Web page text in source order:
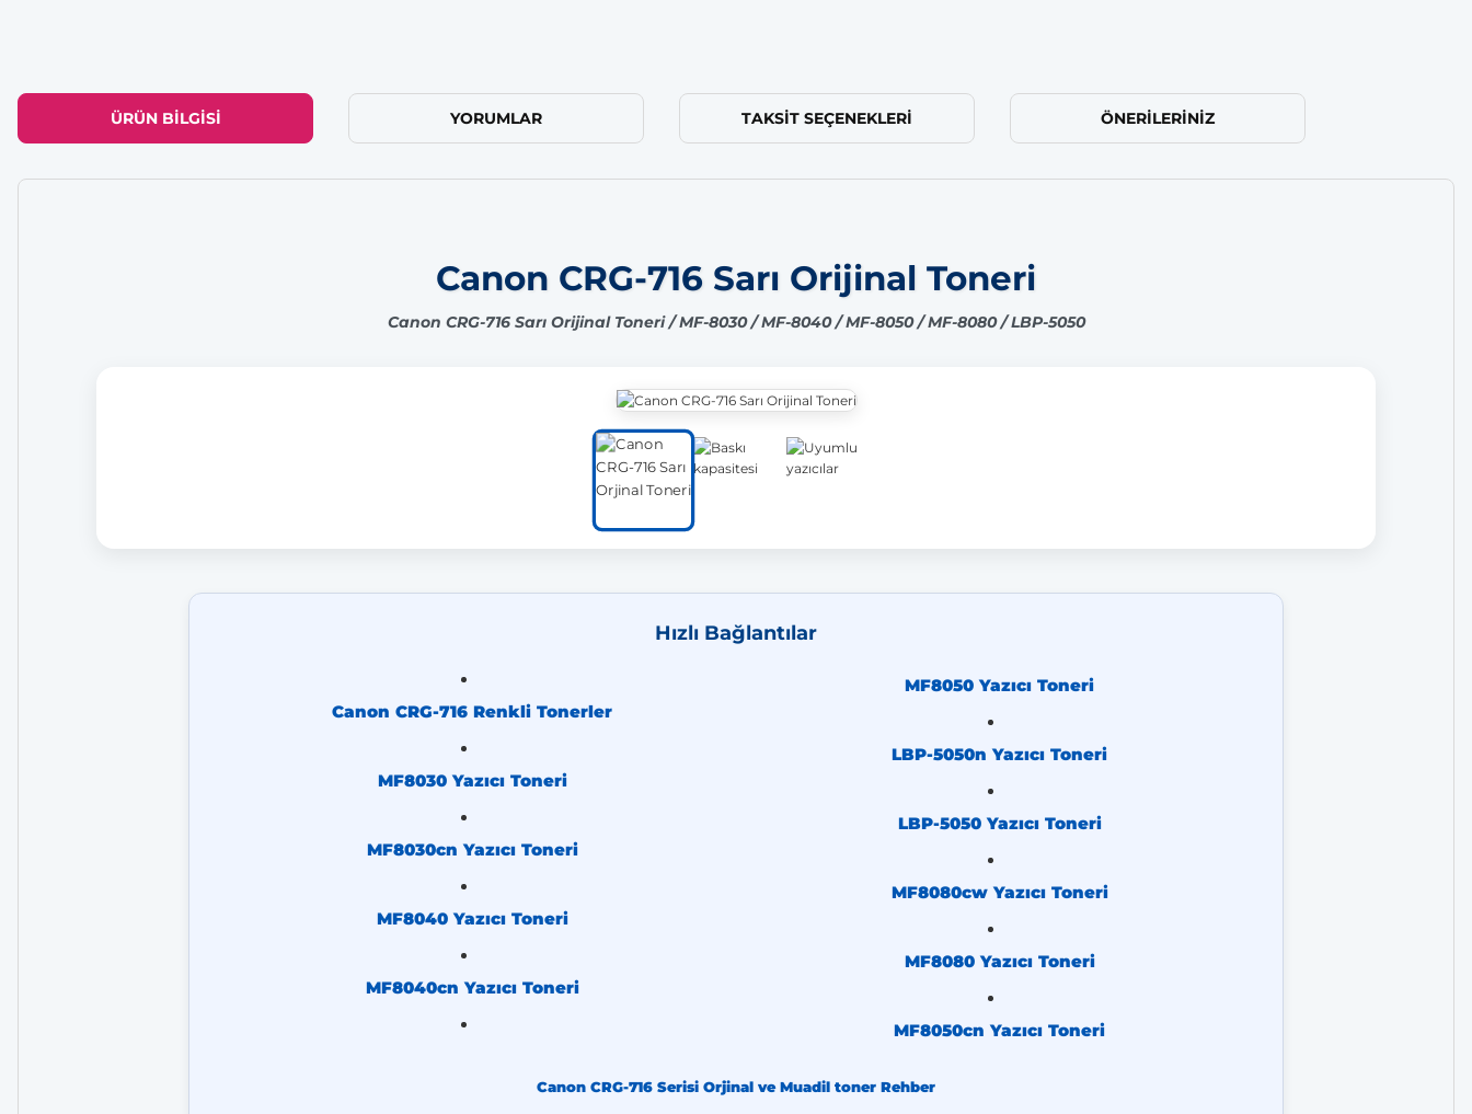
ÜRÜN BILGISI YORUMLAR TAKSIT SEÇENEKLERI ÖNERILERINIZ
Canon CRG-716 Sarı Orijinal Toneri
Canon CRG-716 Sarı Orijinal Toneri / MF-8030 / MF-8040 / MF-8050 / MF-8080 / LBP-5050
Hızlı Bağlantılar
Canon CRG-716 Renkli Tonerler
MF8030 Yazıcı Toneri
MF8030cn Yazıcı Toneri
MF8040 Yazıcı Toneri
MF8040cn Yazıcı Toneri
MF8050 Yazıcı Toneri
LBP-5050n Yazıcı Toneri
LBP-5050 Yazıcı Toneri
MF8080cw Yazıcı Toneri
MF8080 Yazıcı Toneri
MF8050cn Yazıcı Toneri
Canon CRG-716 Serisi Orjinal ve Muadil toner Rehber